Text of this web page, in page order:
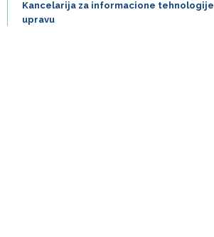
Kancelarija za informacione
upravu